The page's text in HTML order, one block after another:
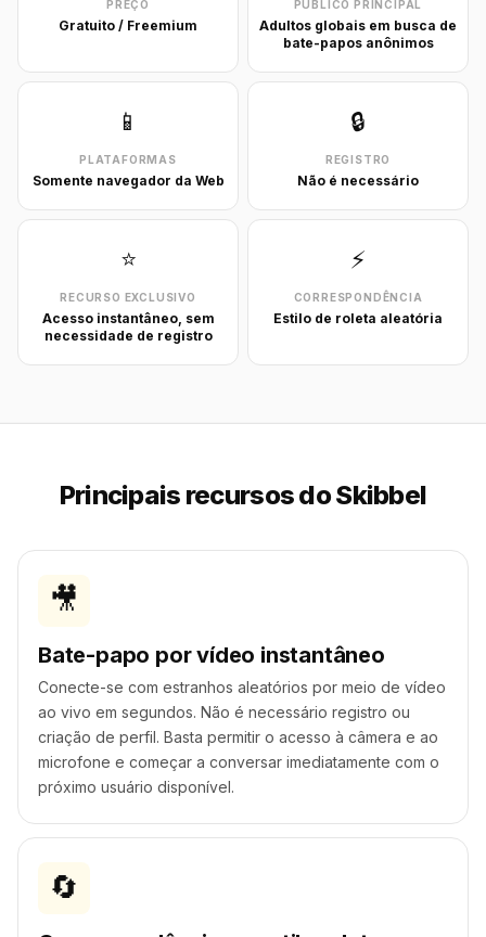
PREÇO
Gratuito / Freemium
PÚBLICO PRINCIPAL
Adultos globais em busca de
bate-papos anônimos
📱
PLATAFORMAS
Somente navegador da Web
🔒
REGISTRO
Não é necessário
⭐
RECURSO EXCLUSIVO
Acesso instantâneo, sem
necessidade de registro
⚡
CORRESPONDÊNCIA
Estilo de roleta aleatória
Principais recursos do Skibbel
🎥
Bate-papo por vídeo instantâneo
Conecte-se com estranhos aleatórios por meio de vídeo
ao vivo em segundos. Não é necessário registro ou
criação de perfil. Basta permitir o acesso à câmera e ao
microfone e começar a conversar imediatamente com o
próximo usuário disponível.
🔄